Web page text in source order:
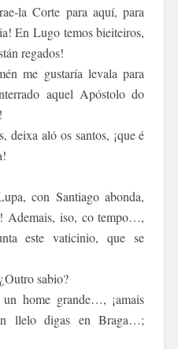
la Corte para aquí, para
! En Lugo temos bieiteiros,
regados!
me gustaría levala para
aquel Apóstolo do
deixa aló os santos, ¡que é
con Santiago abonda,
Ademais, iso, co tempo…,
este vaticinio, que se
sabio?
home grande…, ¡amais
llelo digas en Braga…;